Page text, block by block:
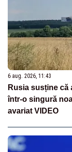
6 aug. 2026, 11:43
Rusia susține că
într-o singură
avariat VIDEO